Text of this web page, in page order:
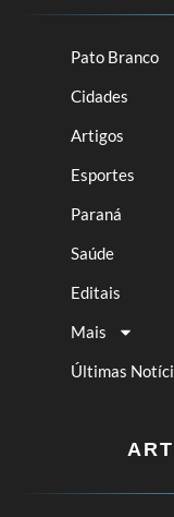
Pato Branco
Cidades
Artigos
Esportes
Paraná
Saúde
Editais
Mais
Últimas